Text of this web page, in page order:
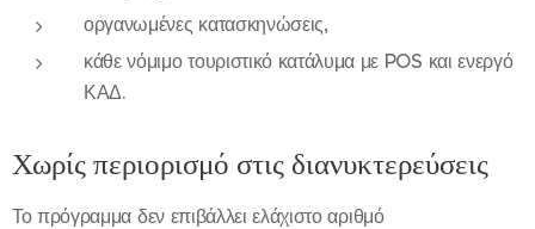
οργανωμένες κατασκηνώσεις,
κάθε νόμιμο τουριστικό κατάλυμα με POS και ενεργό
ΚΑΔ.
Χωρίς περιορισμό στις διανυκτερεύσεις
Το πρόγραμμα δεν επιβάλλει ελάχιστο αριθμό